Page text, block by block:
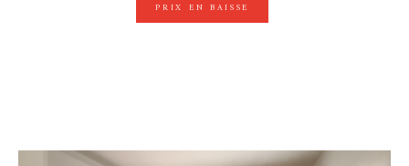
PRIX EN BAISSE